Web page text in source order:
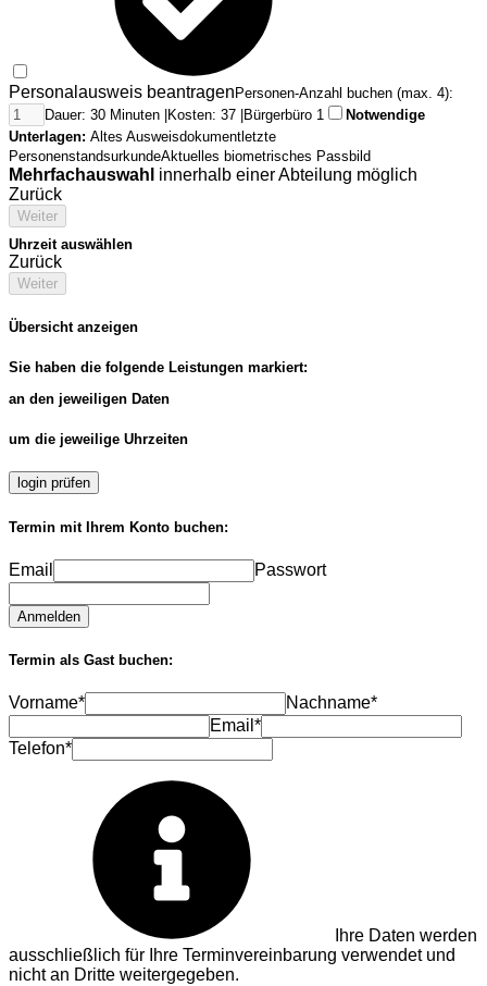
Personalausweis beantragenPersonen-Anzahl buchen (max. 4):
Dauer: 30 Minuten |Kosten: 37 |Bürgerbüro 1
Notwendige
Unterlagen: Altes Ausweisdokumentletzte
PersonenstandsurkundeAktuelles biometrisches Passbild
Mehrfachauswahl innerhalb einer Abteilung möglich
Zurück
Weiter
Uhrzeit auswählen
Zurück
Weiter
Übersicht anzeigen
Sie haben die folgende Leistungen markiert:
an den jeweiligen Daten
um die jeweilige Uhrzeiten
login prüfen
Termin mit Ihrem Konto buchen:
Email Passwort
Anmelden
Termin als Gast buchen:
Vorname*
Nachname*
Email*
Telefon*
Ihre Daten werden
ausschließlich für Ihre Terminvereinbarung verwendet und
nicht an Dritte weitergegeben.